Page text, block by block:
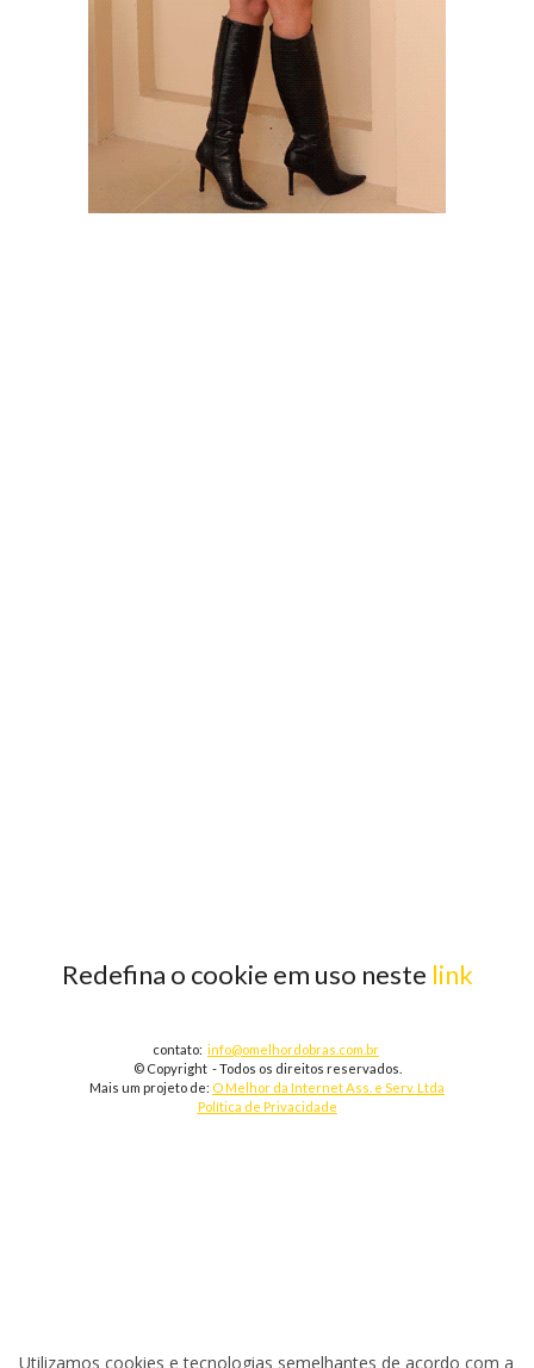
Redefina o cookie em uso neste link
contato: info@omelhordobras.com.br
© Copyright - Todos os direitos reservados.
Mais um projeto de: O Melhor da Internet Ass. e Serv. Ltda
Política de Privacidade
Utilizamos cookies e tecnologias semelhantes de acordo com a